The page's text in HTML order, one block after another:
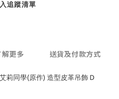
追蹤清單
解更多 送貨及付款方式
莉同學(原作) 造型皮革吊飾 D